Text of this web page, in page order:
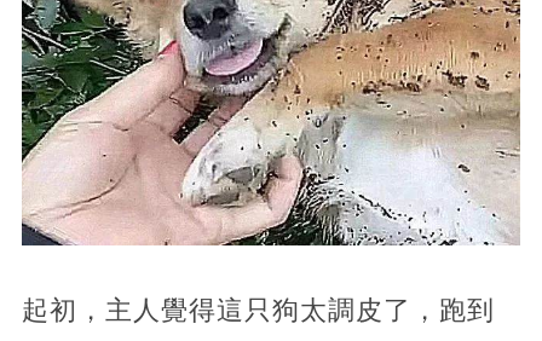
起初，主人覺得這只狗太調皮了，跑到